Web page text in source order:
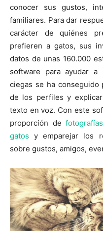
conocer sus gustos,
familiares. Para dar
carácter de quiénes
prefieren a gatos, sus
datos de unas 160.000
software para ayudar a
ciegas se ha conseguido
de los perfiles y
texto en voz. Con este
proporción de
gatosy emparejar los
sobre gustos, amigos,